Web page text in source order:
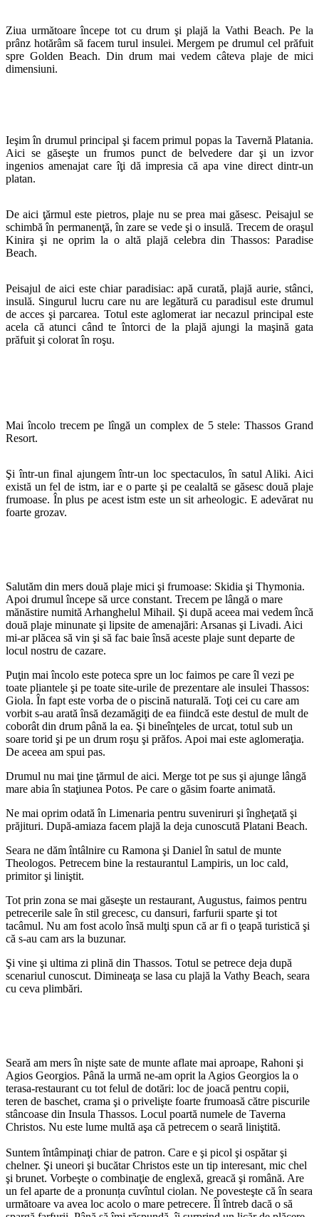
Ziua următoare începe tot cu drum şi plajă la Vathi Beach. Pe la
prânz hotărâm să facem turul insulei. Mergem pe drumul cel prăfuit
spre Golden Beach. Din drum mai vedem câteva plaje de mici
dimensiuni.
Ieşim în drumul principal şi facem primul popas la Tavernă Platania.
Aici se găseşte un frumos punct de belvedere dar şi un izvor
ingenios amenajat care îţi dă impresia că apa vine direct dintr-un
platan.
De aici ţărmul este pietros, plaje nu se prea mai găsesc. Peisajul se
schimbă în permanenţă, în zare se vede şi o insulă. Trecem de oraşul
Kinira şi ne oprim la o altă plajă celebra din Thassos: Paradise
Beach.
Peisajul de aici este chiar paradisiac: apă curată, plajă aurie, stânci,
insulă. Singurul lucru care nu are legătură cu paradisul este drumul
de acces şi parcarea. Totul este aglomerat iar necazul principal este
acela că atunci când te întorci de la plajă ajungi la maşină gata
prăfuit şi colorat în roşu.
Mai încolo trecem pe lîngă un complex de 5 stele: Thassos Grand
Resort.
Şi într-un final ajungem într-un loc spectaculos, în satul Aliki. Aici
există un fel de istm, iar e o parte şi pe cealaltă se găsesc două plaje
frumoase. În plus pe acest istm este un sit arheologic. E adevărat nu
foarte grozav.
Salutăm din mers două plaje mici şi frumoase: Skidia şi Thymonia.
Apoi drumul începe să urce constant. Trecem pe lângă o mare
mănăstire numită Arhanghelul Mihail. Şi după aceea mai vedem încă
două plaje minunate şi lipsite de amenajări: Arsanas şi Livadi. Aici
mi-ar plăcea să vin şi să fac baie însă aceste plaje sunt departe de
locul nostru de cazare.
Puţin mai încolo este poteca spre un loc faimos pe care îl vezi pe
toate pliantele şi pe toate site-urile de prezentare ale insulei Thassos:
Giola. În fapt este vorba de o piscină naturală. Toţi cei cu care am
vorbit s-au arată însă dezamăgiţi de ea fiindcă este destul de mult de
coborât din drum până la ea. Şi bineînţeles de urcat, totul sub un
soare torid şi pe un drum roşu şi prăfos. Apoi mai este aglomeraţia.
De aceea am spui pas.
Drumul nu mai ţine ţărmul de aici. Merge tot pe sus şi ajunge lângă
mare abia în staţiunea Potos. Pe care o găsim foarte animată.
Ne mai oprim odată în Limenaria pentru suveniruri şi îngheţată şi
prăjituri. După-amiaza facem plajă la deja cunoscută Platani Beach.
Seara ne dăm întâlnire cu Ramona şi Daniel în satul de munte
Theologos. Petrecem bine la restaurantul Lampiris, un loc cald,
primitor şi liniştit.
Tot prin zona se mai găseşte un restaurant, Augustus, faimos pentru
petrecerile sale în stil grecesc, cu dansuri, farfurii sparte şi tot
tacâmul. Nu am fost acolo însă mulţi spun că ar fi o ţeapă turistică şi
că s-au cam ars la buzunar.
Şi vine şi ultima zi plină din Thassos. Totul se petrece deja după
scenariul cunoscut. Dimineaţa se lasa cu plajă la Vathy Beach, seara
cu ceva plimbări.
Seară am mers în nişte sate de munte aflate mai aproape, Rahoni şi
Agios Georgios. Până la urmă ne-am oprit la Agios Georgios la o
terasa-restaurant cu tot felul de dotări: loc de joacă pentru copii,
teren de baschet, crama şi o privelişte foarte frumoasă către piscurile
stâncoase din Insula Thassos. Locul poartă numele de Taverna
Christos. Nu este lume multă aşa că petrecem o seară liniştită.
Suntem întâmpinaţi chiar de patron. Care e şi picol şi ospătar şi
chelner. Şi uneori şi bucătar Christos este un tip interesant, mic chel
şi brunet. Vorbeşte o combinaţie de englexă, greacă şi română. Are
un fel aparte de a pronunța cuvîntul ciolan. Ne povesteşte că în seara
următoare va avea loc acolo o mare petrecere. Îl întreb dacă o să